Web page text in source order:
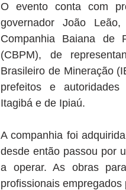
O evento conta com
governador João
Companhia Baiana de
(CBPM), de
Brasileiro de Mineração
prefeitos e
Itagibá e de Ipiaú.
A companhia foi
desde então passou por
a operar. As obras
profissionais